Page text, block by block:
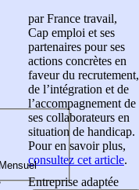
par France travail,
Cap emploi et ses
partenaires pour ses
actions concrètes en
faveur du recrutement,
de l’intégration et de
l’accompagnement de
ses collaborateurs en
situation de handicap.
Pour en savoir plus,
consultez cet article.
Entreprise adaptée